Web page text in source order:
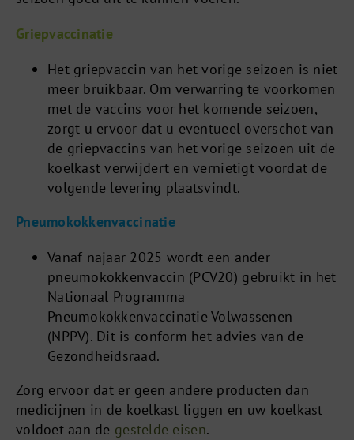
Griepvaccinatie
Het griepvaccin van het vorige seizoen is niet
meer bruikbaar. Om verwarring te voorkomen
met de vaccins voor het komende seizoen,
zorgt u ervoor dat u eventueel overschot van
de griepvaccins van het vorige seizoen uit de
koelkast verwijdert en vernietigt voordat de
volgende levering plaatsvindt.
Pneumokokkenvaccinatie
Vanaf najaar 2025 wordt een ander
pneumokokkenvaccin (PCV20) gebruikt in het
Nationaal Programma
Pneumokokkenvaccinatie Volwassenen
(NPPV). Dit is conform het advies van de
Gezondheidsraad.
Zorg ervoor dat er geen andere producten dan
medicijnen in de koelkast liggen en uw koelkast
voldoet aan de gestelde eisen.